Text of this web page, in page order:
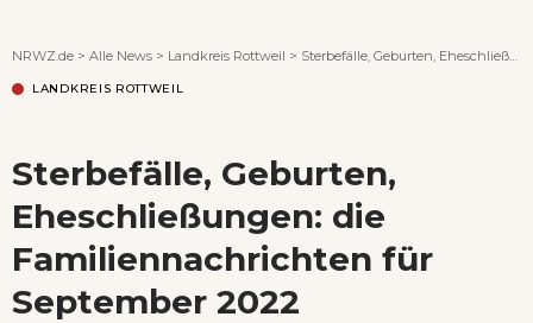
NRWZ.de > Alle News > Landkreis Rottweil > Sterbefälle, Geburten, Eheschließungen: die Familiennachrichten für September 2022
LANDKREIS ROTTWEIL
Sterbefälle, Geburten,
Eheschließungen: die
Familiennachrichten für
September 2022